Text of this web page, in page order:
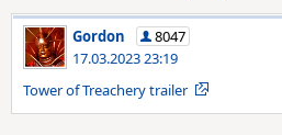
Gordon
8047
17.03.2023 23:19
Tower of Treachery trailer